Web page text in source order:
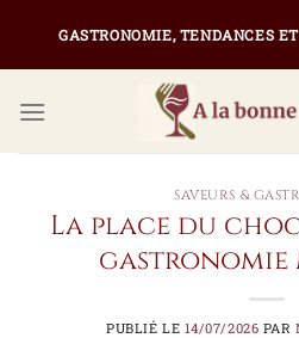
contenu
GASTRONOMIE, TENDANCES
SAVEURS &
La place du
gastronomie
PUBLIÉ LE 14/07/2026 PAR